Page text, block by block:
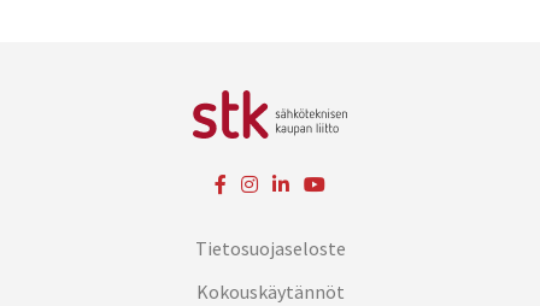
Tietosuojaseloste
Kokouskäytännöt